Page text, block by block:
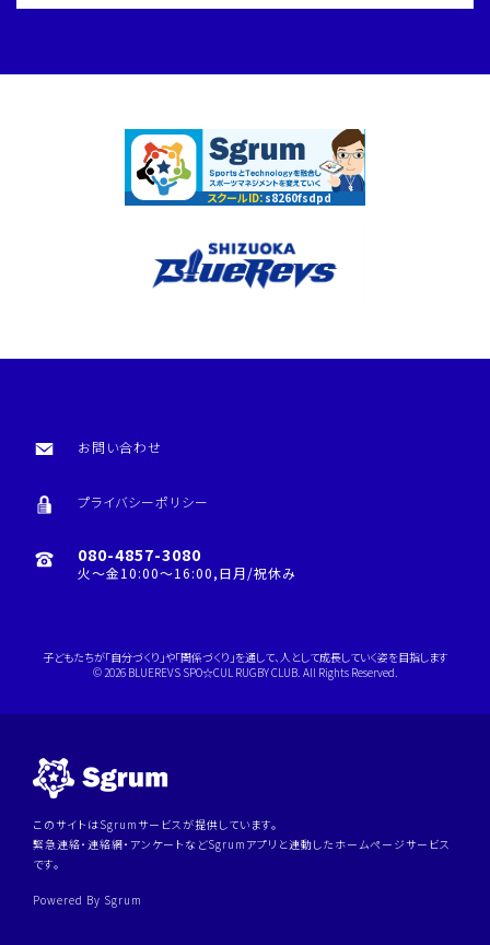
スクールID： s8260fsdpd
お問い合わせ
プライバシーポリシー
080-4857-3080
火～金10:00～16:00,日月/祝休み
子どもたちが「自分づくり」や「関係づくり」を通して、人として成長していく姿を目指します
© 2026 BLUEREVS SPO☆CUL RUGBY CLUB. All Rights Reserved.
このサイトはSgrumサービスが提供しています。
緊急連絡・連絡網・アンケートなどSgrumアプリと連動したホームページサービス
です。
Powered By Sgrum